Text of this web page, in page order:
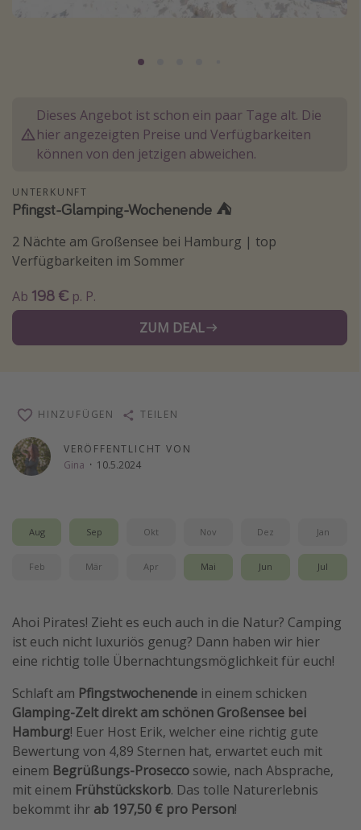
Normandie Urlaub
Krabi Urlaub
Tulum Urlaub
Japan Rundreise
Reisethemen
Wellnessurlaub
Singlereisen
Strandurlaub
Gruppenreisen
Hotels am Achensee
Reise Journal
Familienurlaub in der Türkei
Rundreisen in Thailand
Bahnreisen in der Schweiz
Reisepassfreie Reiseziele
Travel Know How
Silvesterreisen
Last Minute Urlaub Mallorca
Last Minute Urlaub Deutschland
Dieses Angebot ist schon ein paar Tage alt. Die
hier angezeigten Preise und Verfügbarkeiten
können von den jetzigen abweichen.
UNTERKUNFT
Pfingst-Glamping-Wochenende ⛺️
2 Nächte am Großensee bei Hamburg | top
Verfügbarkeiten im Sommer
Ab 198 € p. P.
ZUM DEAL
VERÖFFENTLICHT VON
Gina · 10.5.2024
HINZUFÜGEN TEILEN
Aug Sep Okt Nov Dez Jan
Feb Mär Apr Mai Jun Jul
Ahoi Pirates! Zieht es euch auch in die Natur? Camping
ist euch nicht luxuriös genug? Dann haben wir hier
eine richtig tolle Übernachtungsmöglichkeit für euch!
Schlaft am Pfingstwochenende in einem schicken
Glamping-Zelt direkt am schönen Großensee bei
Hamburg! Euer Host Erik, welcher eine richtig gute
Bewertung von 4,89 Sternen hat, erwartet euch mit
einem Begrüßungs-Prosecco sowie, nach Absprache,
mit einem Frühstückskorb. Das tolle Naturerlebnis
bekommt ihr ab 197,50 € pro Person!